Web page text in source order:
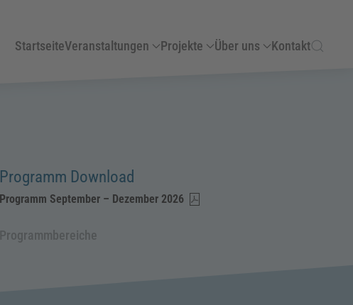
StartseiteVeranstaltungen Projekte Über uns Kontakt
Programm Download
Programm September – Dezember 2026
Programmbereiche